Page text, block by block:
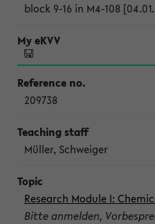
block 9-16 in M4-108
209738
Müller, Schweiger
Research Module I:
Bitte anmelden,